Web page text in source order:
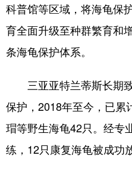
科普馆等区域，将海龟保
育全面升级至种群繁育和
条海龟保护体系。
三亚亚特兰蒂斯长期
保护，2018年至今，已累
瑁等野生海龟42只。经专
练，12只康复海龟被成功